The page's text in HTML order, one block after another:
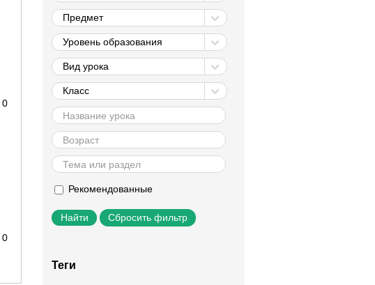
0
0
Предмет
Уровень образования
Вид урока
Класс
Рекомендованные
Сбросить фильтр
Теги